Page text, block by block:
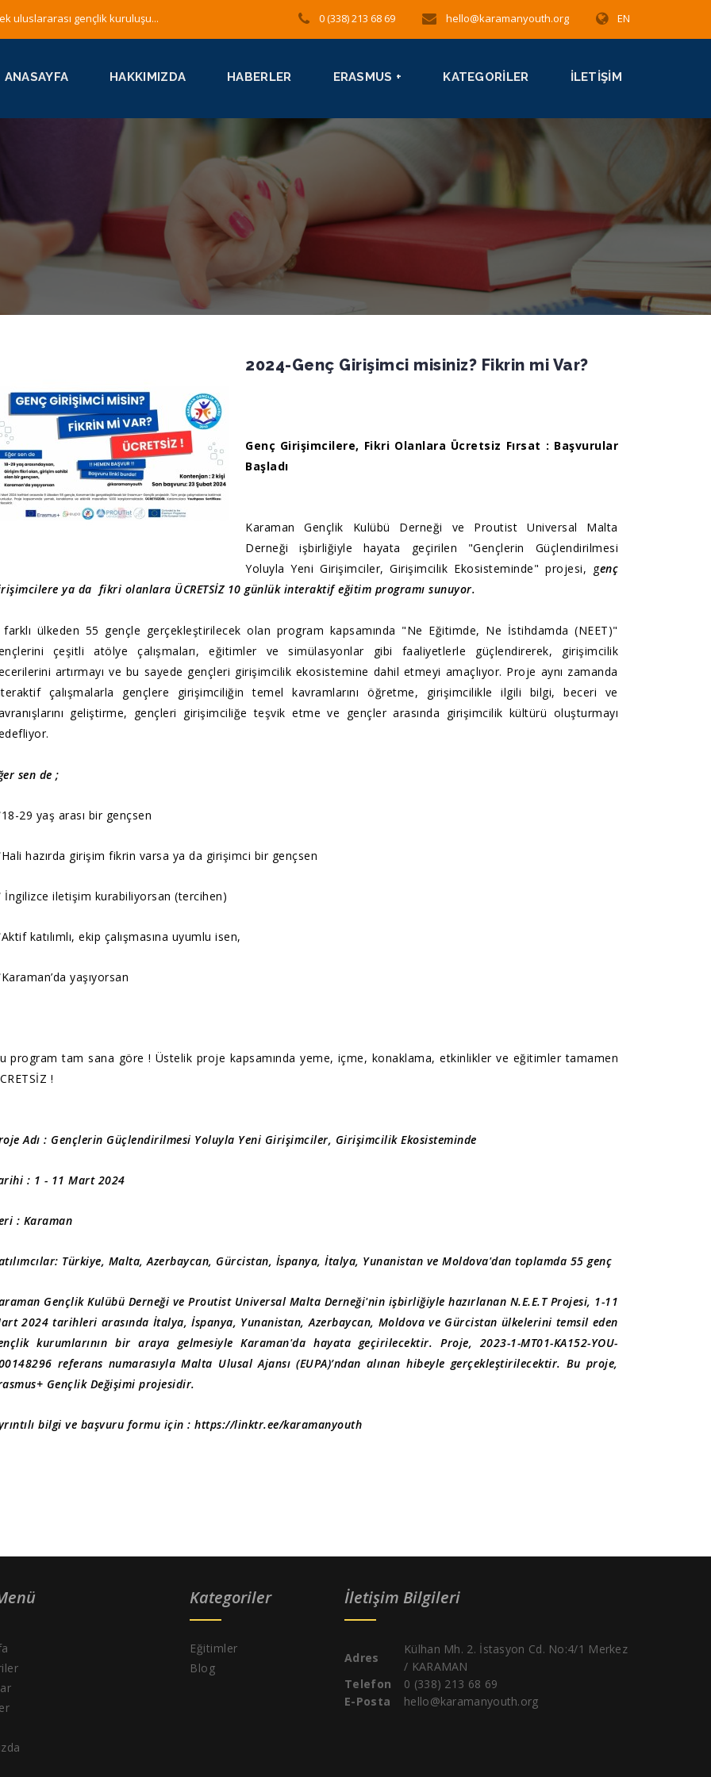
ANASAYFA HAKKIMIZDA HABERLER ERASMUS + KATEGORILER İLETIŞIM
uluslararası gençlik kuruluşu... 0 (338) 213 68 69 hello@karamanyouth.org EN
2024-Genç Girişimci misiniz? Fikrin mi Var?
Genç Girişimcilere, Fikri Olanlara Ücretsiz Fırsat : Başvurular
Başladı
Karaman Gençlik Kulübü Derneği ve Proutist Universal Malta
Derneği işbirliğiyle hayata geçirilen "Gençlerin Güçlendirilmesi
Yoluyla Yeni Girişimciler, Girişimcilik Ekosisteminde" projesi, genç
ya da fikri olanlara ÜCRETSİZ 10 günlük interaktif eğitim programı sunuyor.
ülkeden 55 gençle gerçekleştirilecek olan program kapsamında "Ne Eğitimde, Ne İstihdamda (NEET)"
çeşitli atölye çalışmaları, eğitimler ve simülasyonlar gibi faaliyetlerle güçlendirerek, girişimcilik
artırmayı ve bu sayede gençleri girişimcilik ekosistemine dahil etmeyi amaçlıyor. Proje aynı zamanda
çalışmalarla gençlere girişimciliğin temel kavramlarını öğretme, girişimcilikle ilgili bilgi, beceri ve
geliştirme, gençleri girişimciliğe teşvik etme ve gençler arasında girişimcilik kültürü oluşturmayı
sen de ;
29 yaş arası bir gençsen
hazırda girişim fikrin varsa ya da girişimci bir gençsen
İngilizce iletişim kurabiliyorsan (tercihen)
katılımlı, ekip çalışmasına uyumlu isen,
yaşıyorsan
program tam sana göre ! Üstelik proje kapsamında yeme, içme, konaklama, etkinlikler ve eğitimler tamamen
!
Adı : Gençlerin Güçlendirilmesi Yoluyla Yeni Girişimciler, Girişimcilik Ekosisteminde
: 1 - 11 Mart 2024
: Karaman
Türkiye, Malta, Azerbaycan, Gürcistan, İspanya, İtalya, Yunanistan ve Moldova'dan toplamda 55 genç
Gençlik Kulübü Derneği ve Proutist Universal Malta Derneği'nin işbirliğiyle hazırlanan N.E.E.T Projesi, 1-11
2024 tarihleri arasında İtalya, İspanya, Yunanistan, Azerbaycan, Moldova ve Gürcistan ülkelerini temsil eden
kurumlarının bir araya gelmesiyle Karaman'da hayata geçirilecektir. Proje, 2023-1-MT01-KA152-YOU-
referans numarasıyla Malta Ulusal Ajansı (EUPA)’ndan alınan hibeyle gerçekleştirilecektir. Bu proje,
Gençlik Değişimi projesidir.
bilgi ve başvuru formu için : https://linktr.ee/karamanyouth
Kategoriler
Eğitimler
Blog
İletişim Bilgileri
Adres
Külhan Mh. 2. İstasyon Cd. No:4/1 Merkez
/ KARAMAN
Telefon
0 (338) 213 68 69
E-Posta
hello@karamanyouth.org